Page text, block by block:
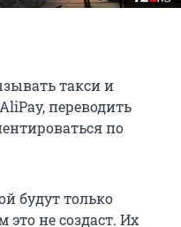
такси и
переводить
по
будут только
не создаст. Их